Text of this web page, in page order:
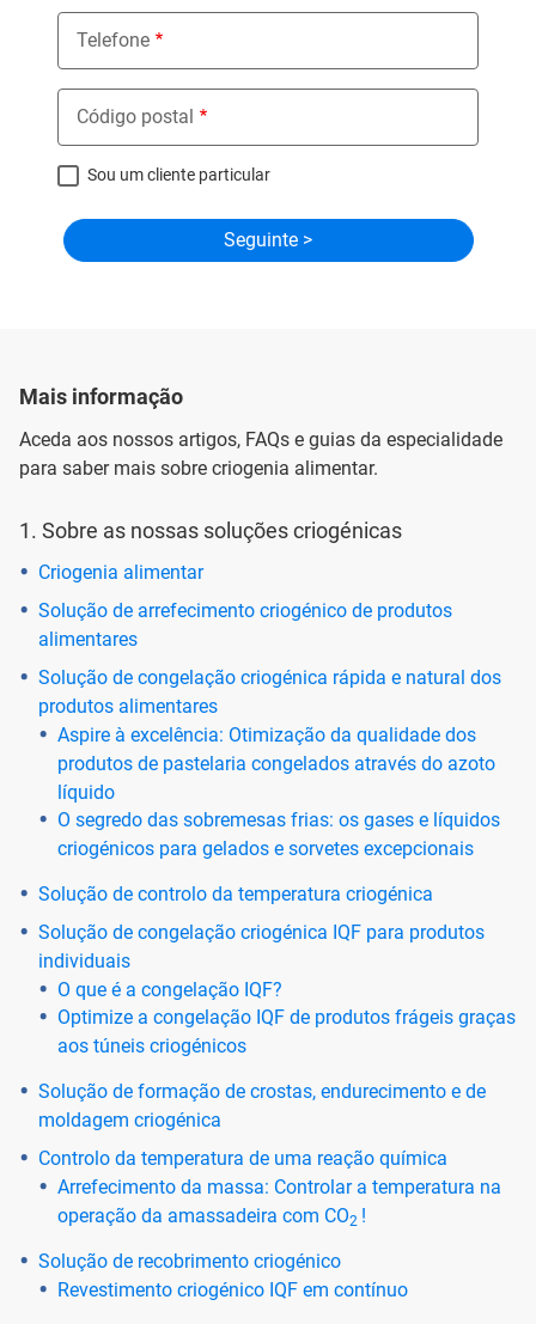
Telefone
Código postal
Sou um cliente particular
Mais informação
Aceda aos nossos artigos, FAQs e guias da especialidade
para saber mais sobre criogenia alimentar.
1. Sobre as nossas soluções criogénicas
Criogenia alimentar
Solução de arrefecimento criogénico de produtos
alimentares
Solução de congelação criogénica rápida e natural dos
produtos alimentares
Aspire à excelência: Otimização da qualidade dos
produtos de pastelaria congelados através do azoto
líquido
O segredo das sobremesas frias: os gases e líquidos
criogénicos para gelados e sorvetes excepcionais
Solução de controlo da temperatura criogénica
Solução de congelação criogénica IQF para produtos
individuais
O que é a congelação IQF?
Optimize a congelação IQF de produtos frágeis graças
aos túneis criogénicos
Solução de formação de crostas, endurecimento e de
moldagem criogénica
Controlo da temperatura de uma reação química
Arrefecimento da massa: Controlar a temperatura na
operação da amassadeira com CO2 !
Solução de recobrimento criogénico
Revestimento criogénico IQF em contínuo